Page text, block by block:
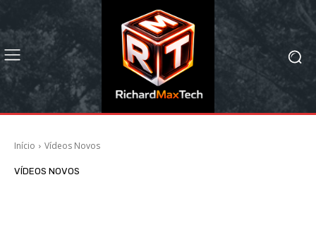
Início Vídeos Novos
VÍDEOS NOVOS